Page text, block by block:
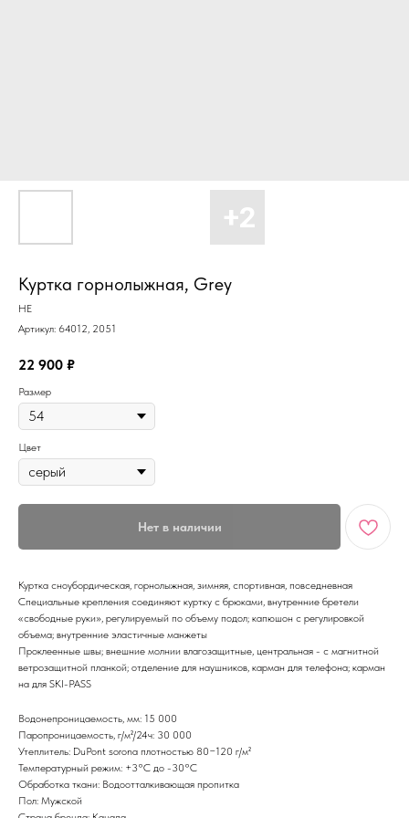
Куртка горнолыжная, Grey
HE
Артикул: 64012, 2051
22 900 ₽
Размер
Цвет
Нет в наличии
Куртка сноубордическая, горнолыжная, зимняя, спортивная, повседневная
Специальные крепления соединяют куртку с брюками, внутренние бретели
«свободные руки», регулируемый по объему подол; капюшон с регулировкой
объема; внутренние эластичные манжеты
Проклеенные швы; внешние молнии влагозащитные, центральная - с магнитной
ветрозащитной планкой; отделение для наушников, карман для телефона; карман
на для SKI-PASS
Водонепроницаемость, мм: 15 000
Паропроницаемость, г/м²/24ч: 30 000
Утеплитель: DuPont sorona плотностью 80−120 г/м²
Температурный режим: +3°С до -30°С
Обработка ткани: Водоотталкивающая пропитка
Пол: Мужской